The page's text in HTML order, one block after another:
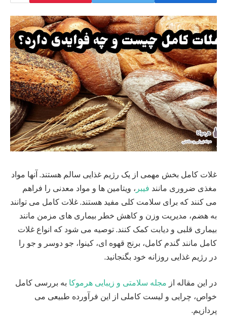
غلات کامل بخش مهمی از یک رژیم غذایی سالم هستند. آنها مواد
مغذی ضروری مانند فیبر ، ویتامین ها و مواد معدنی را فراهم
می کنند که برای سلامت کلی مفید هستند. غلات کامل می توانند
به هضم، مدیریت وزن و کاهش خطر بیماری های مزمن مانند
بیماری قلبی و دیابت کمک کنند. توصیه می شود که انواع غلات
کامل مانند گندم کامل، برنج قهوه ای، کینوا، جو دوسر و جو را
در رژیم غذایی روزانه خود بگنجانید.
در این مقاله از مجله سلامتی و زیبایی هرموکا به بررسی کامل
خواص، چرایی و لیست کاملی از این فرآورده طبیعی می
پردازیم.